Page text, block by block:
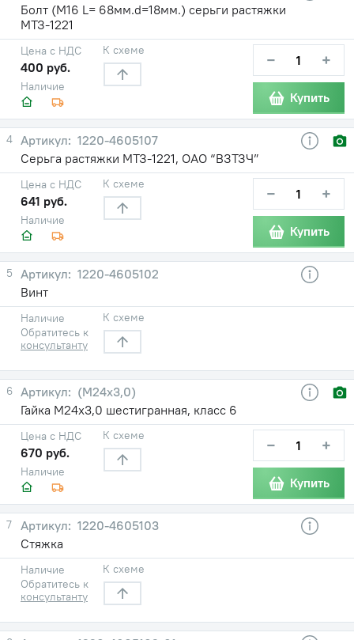
Болт (М16 L= 68мм.d=18мм.) серьги растяжки
МТЗ-1221
Наличие
Цена с НДС
400 руб.
К схеме − +
Купить
4
1220-4605107
Серьга растяжки МТЗ-1221, ОАО “ВЗТЗЧ”
Наличие
Цена с НДС
641 руб.
К схеме − +
Купить
5
1220-4605102
Винт
Наличие
Обратитесь к
консультанту
К схеме
6
(М24х3,0)
Гайка М24х3,0 шестигранная, класс 6
Наличие
Цена с НДС
670 руб.
К схеме − +
Купить
7
1220-4605103
Стяжка
Наличие
Обратитесь к
консультанту
К схеме